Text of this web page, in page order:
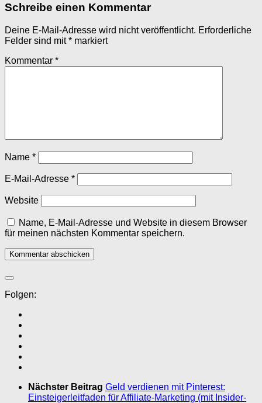
Schreibe einen Kommentar
Deine E-Mail-Adresse wird nicht veröffentlicht. Erforderliche
Felder sind mit* markiert
Kommentar *
Name *
E-Mail-Adresse *
Website
Name, E-Mail-Adresse und Website in diesem Browser
für meinen nächsten Kommentar speichern.
Folgen:
Nächster Beitrag Geld verdienen mit Pinterest:
Einsteigerleitfaden für Affiliate-Marketing (mit Insider-